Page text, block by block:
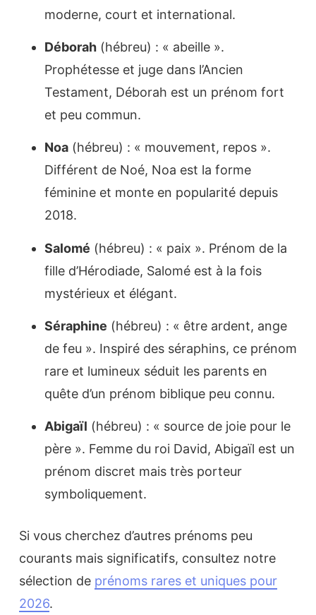
moderne, court et international.
Déborah (hébreu) : « abeille ».
Prophétesse et juge dans l’Ancien
Testament, Déborah est un prénom fort
et peu commun.
Noa (hébreu) : « mouvement, repos ».
Différent de Noé, Noa est la forme
féminine et monte en popularité depuis
2018.
Salomé (hébreu) : « paix ». Prénom de la
fille d’Hérodiade, Salomé est à la fois
mystérieux et élégant.
Séraphine (hébreu) : « être ardent, ange
de feu ». Inspiré des séraphins, ce prénom
rare et lumineux séduit les parents en
quête d’un prénom biblique peu connu.
Abigaïl (hébreu) : « source de joie pour le
père ». Femme du roi David, Abigaïl est un
prénom discret mais très porteur
symboliquement.
Si vous cherchez d’autres prénoms peu
courants mais significatifs, consultez notre
sélection de prénoms rares et uniques pour
2026.